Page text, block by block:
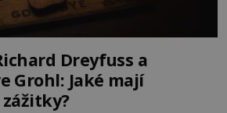
Dreyfuss a
Grohl: Jaké mají